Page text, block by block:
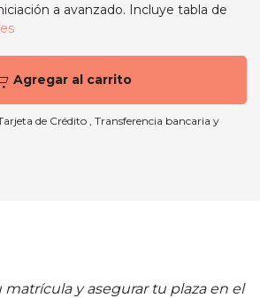
a avanzado. Incluye tabla de
Agregar al carrito
de Crédito, Transferencia bancaria y
matrícula y asegurar tu plaza en el